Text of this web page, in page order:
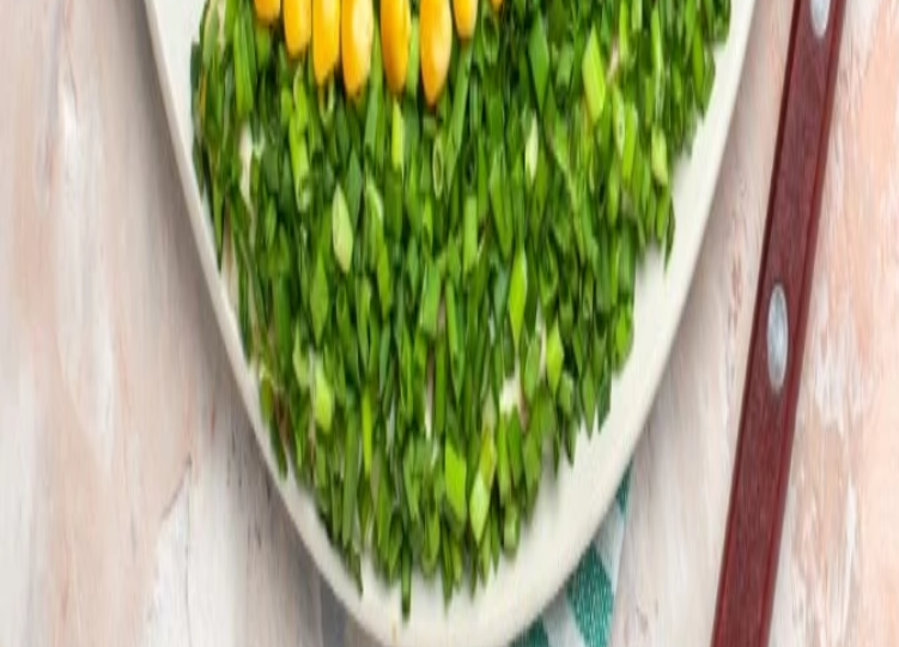
Cárnicos y alternativas plant-based
Desarrollo de productos veganos y aplicacion de sabores plant based: diversidad en las charlas del Summit & Expo